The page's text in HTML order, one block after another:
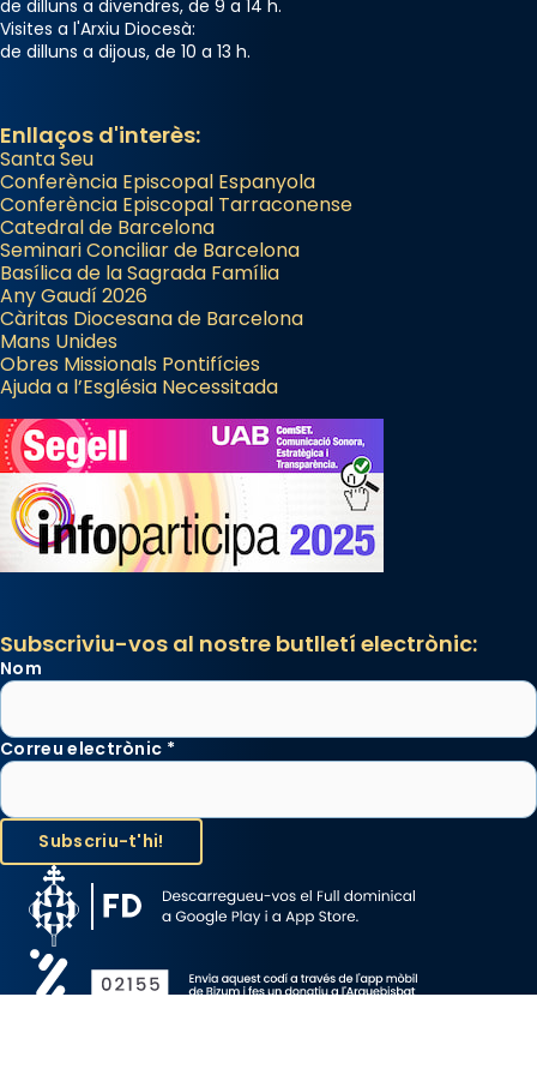
de dilluns a divendres, de 9 a 14 h.
Visites a l'Arxiu Diocesà:
de dilluns a dijous, de 10 a 13 h.
Enllaços d'interès:
Santa Seu
Conferència Episcopal Espanyola
Conferència Episcopal Tarraconense
Catedral de Barcelona
Seminari Conciliar de Barcelona
Basílica de la Sagrada Família
Any Gaudí 2026
Càritas Diocesana de Barcelona
Mans Unides
Obres Missionals Pontifícies
Ajuda a l’Església Necessitada
Subscriviu-vos al nostre butlletí electrònic:
Nom
Correu electrònic *